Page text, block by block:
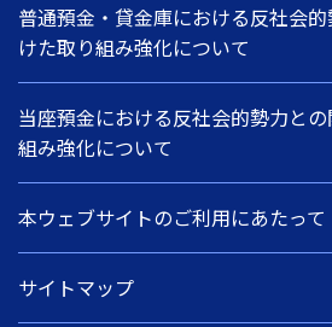
普通預金・貸金庫における反社会
けた取り組み強化について
当座預金における反社会的勢力と
組み強化について
本ウェブサイトのご利用にあたって
サイトマップ